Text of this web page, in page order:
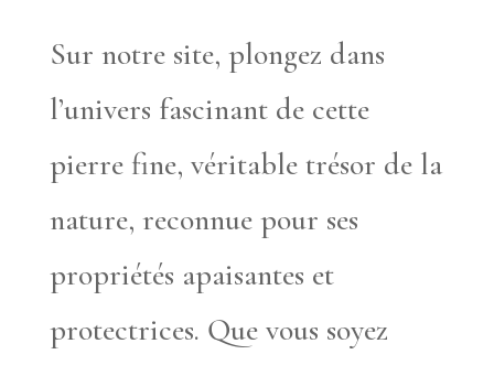
Sur notre site, plongez dans
l’univers fascinant de cette
pierre fine, véritable trésor de la
nature, reconnue pour ses
propriétés apaisantes et
protectrices. Que vous soyez